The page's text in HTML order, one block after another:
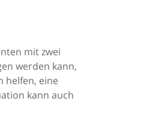
mit zwei
werden kann,
helfen, eine
kann auch